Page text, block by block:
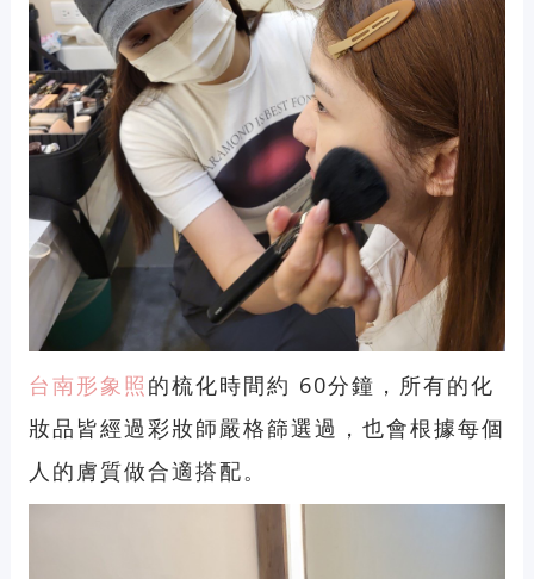
台南形象照 的梳化時間約 60分鐘 ，所有的化
妝品皆經過彩妝師嚴格篩選過，也會根據每個
人的膚質做合適搭配。